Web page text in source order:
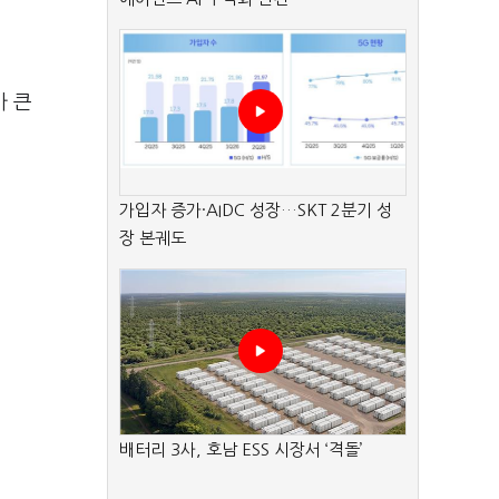
큰
가입자 증가·AIDC 성장…SKT 2분기 성
장 본궤도
배터리 3사, 호남 ESS 시장서 ‘격돌’